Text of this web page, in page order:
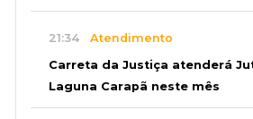
21:34 Atendimento
Carreta da Justiça atenderá
Laguna Carapã neste mês